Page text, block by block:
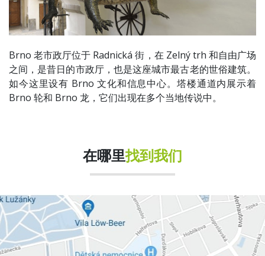
Brno 老市政厅位于 Radnická 街，在 Zelný trh 和自由广场
之间，是昔日的市政厅，也是这座城市最古老的世俗建筑。
如今这里设有 Brno 文化和信息中心。塔楼通道内展示着
Brno 轮和 Brno 龙，它们出现在多个当地传说中。
在哪里找到我们